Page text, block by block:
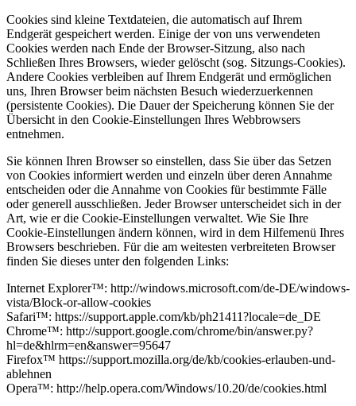
Cookies sind kleine Textdateien, die automatisch auf Ihrem
Endgerät gespeichert werden. Einige der von uns verwendeten
Cookies werden nach Ende der Browser-Sitzung, also nach
Schließen Ihres Browsers, wieder gelöscht (sog. Sitzungs-Cookies).
Andere Cookies verbleiben auf Ihrem Endgerät und ermöglichen
uns, Ihren Browser beim nächsten Besuch wiederzuerkennen
(persistente Cookies). Die Dauer der Speicherung können Sie der
Übersicht in den Cookie-Einstellungen Ihres Webbrowsers
entnehmen.
Sie können Ihren Browser so einstellen, dass Sie über das Setzen
von Cookies informiert werden und einzeln über deren Annahme
entscheiden oder die Annahme von Cookies für bestimmte Fälle
oder generell ausschließen. Jeder Browser unterscheidet sich in der
Art, wie er die Cookie-Einstellungen verwaltet. Wie Sie Ihre
Cookie-Einstellungen ändern können, wird in dem Hilfemenü Ihres
Browsers beschrieben. Für die am weitesten verbreiteten Browser
finden Sie dieses unter den folgenden Links:
Internet Explorer™: http://windows.microsoft.com/de-DE/windows-
vista/Block-or-allow-cookies
Safari™: https://support.apple.com/kb/ph21411?locale=de_DE
Chrome™: http://support.google.com/chrome/bin/answer.py?
hl=de&hlrm=en&answer=95647
Firefox™ https://support.mozilla.org/de/kb/cookies-erlauben-und-
ablehnen
Opera™: http://help.opera.com/Windows/10.20/de/cookies.html